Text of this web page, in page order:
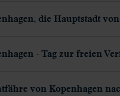
die Hauptstadt
- Tag zur freien
von Kopenhagen